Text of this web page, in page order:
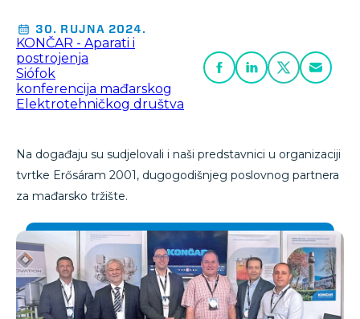
30. RUJNA 2024.
KONČAR - Aparati i
postrojenja
Siófok
konferencija mađarskog
Elektrotehničkog društva
Na događaju su sudjelovali i naši predstavnici u organizaciji
tvrtke Erősáram 2001, dugogodišnjeg poslovnog partnera
za mađarsko tržište.